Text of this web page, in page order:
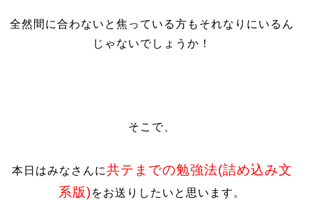
全然間に合わないと焦っている方もそれなりにいるん
じゃないでしょうか！
そこで、
本日はみなさんに共テまでの勉強法(詰め込み文
系版)をお送りしたいと思います。